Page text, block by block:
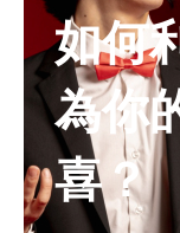
如何
為你
喜？